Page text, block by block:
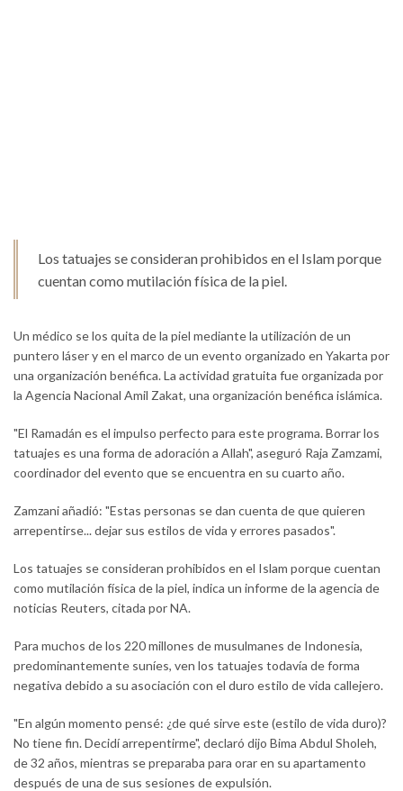
Los tatuajes se consideran prohibidos en el Islam porque
cuentan como mutilación física de la piel.
Un médico se los quita de la piel mediante la utilización de un
puntero láser y en el marco de un evento organizado en Yakarta por
una organización benéfica. La actividad gratuita fue organizada por
la Agencia Nacional Amil Zakat, una organización benéfica islámica.
"El Ramadán es el impulso perfecto para este programa. Borrar los
tatuajes es una forma de adoración a Allah", aseguró Raja Zamzami,
coordinador del evento que se encuentra en su cuarto año.
Zamzani añadió: "Estas personas se dan cuenta de que quieren
arrepentirse... dejar sus estilos de vida y errores pasados".
Los tatuajes se consideran prohibidos en el Islam porque cuentan
como mutilación física de la piel, indica un informe de la agencia de
noticias Reuters, citada por NA.
Para muchos de los 220 millones de musulmanes de Indonesia,
predominantemente suníes, ven los tatuajes todavía de forma
negativa debido a su asociación con el duro estilo de vida callejero.
"En algún momento pensé: ¿de qué sirve este (estilo de vida duro)?
No tiene fin. Decidí arrepentirme", declaró dijo Bima Abdul Sholeh,
de 32 años, mientras se preparaba para orar en su apartamento
después de una de sus sesiones de expulsión.